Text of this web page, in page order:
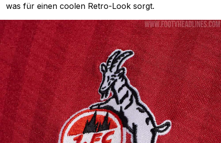
was für einen coolen Retro-Look sorgt.